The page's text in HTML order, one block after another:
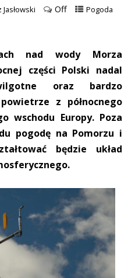
Off
Pogoda
nad wody Morza
części Polski nadal
oraz bardzo
z północnego
wschodu Europy. Poza
pogodę na Pomorzu i
będzie układ